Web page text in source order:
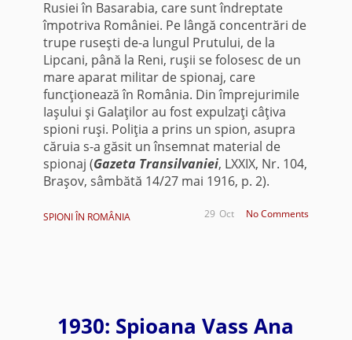
Rusiei în Basarabia, care sunt îndreptate
împotriva României. Pe lângă concentrări de
trupe ruseşti de-a lungul Prutului, de la
Lipcani, până la Reni, ruşii se folosesc de un
mare aparat militar de spionaj, care
funcţionează în România. Din împrejurimile
Iaşului şi Galaţilor au fost expulzaţi câţiva
spioni ruşi. Poliţia a prins un spion, asupra
căruia s-a găsit un însemnat material de
spionaj (Gazeta Transilvaniei, LXXIX, Nr. 104,
Braşov, sâmbătă 14/27 mai 1916, p. 2).
SPIONI ÎN ROMÂNIA No Comments
Oct
29
1930: Spioana Vass Ana